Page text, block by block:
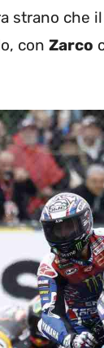
strano che
con Zarco